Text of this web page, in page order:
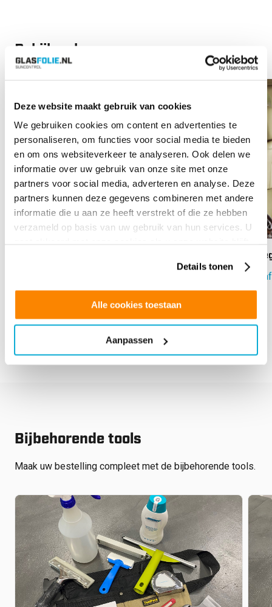
Deze website maakt gebruik van cookies
We gebruiken cookies om content en advertenties te
personaliseren, om functies voor social media te bieden
en om ons websiteverkeer te analyseren. Ook delen we
informatie over uw gebruik van onze site met onze
partners voor social media, adverteren en analyse. Deze
partners kunnen deze gegevens combineren met andere
informatie die u aan ze heeft verstrekt of die ze hebben
verzameld op basis van uw gebruik van hun services. U
Details tonen
Alle cookies toestaan
Aanpassen
Bekijk ook
prev
next
Bijbehorende tools
Maak uw bestelling compleet met de bijbehorende tools.
€ 125.00